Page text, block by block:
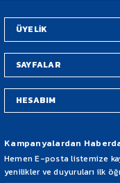
Bu ürüne benzer
ÜYELİK
SAYFALAR
HESABIM
Kampanyalardan
Hemen E-posta listemize
yenilikler ve duyuruları ilk